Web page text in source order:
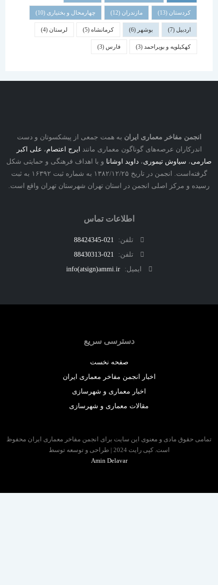
کردستان(13) مازندران(12) چهارمحال و بختیاری (10)
بوشهر کرمانشاه(5) لرستان (4)
کهکیلویه و بویراحمد(3) فارس
مفاخر معماری ایرانبه همت جمعی از پیشکسوتان و دست
عرصه‌های گوناگون معماری مانندایرج اعتصام،علی اکبر
،سیاوش تیموری،داوید اوشاناو با اهداف فرهنگی و حمایتی شکل
گرفته‌است. انجمن در تاریخ ۱۳۸۲/۱۲/۲۵ به شماره ثبت ۱۶۳۹۲ به ثبت
و مرکز اصلی انجمن در استان تهران شهرستان تهران واقع است.
اطلاعات تماس
تلفن:
021-88424345
تلفن:
021-88430313
ایمیل:
info(atsign)ammi.ir
دسترسی سریع
صفحه نخست
اخبار انجمن مفاخر معماری ایران
اخبار معماری و شهرسازی
مقالات معماری و شهرسازی
حقوق مادی و معنوی این سایت برای انجمن مفاخر معماری ایران محفوظ
است. کپی رایت 2024 | طراحی و توسعه توسط
Amin Delavar